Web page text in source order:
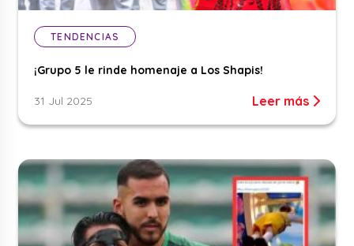
TENDENCIAS
¡Grupo 5 le rinde homenaje a Los Shapis!
31 Jul 2025 Leer más